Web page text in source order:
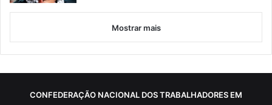
Mostrar mais
CONFEDERAÇÃO NACIONAL DOS TRABALHADORES EM